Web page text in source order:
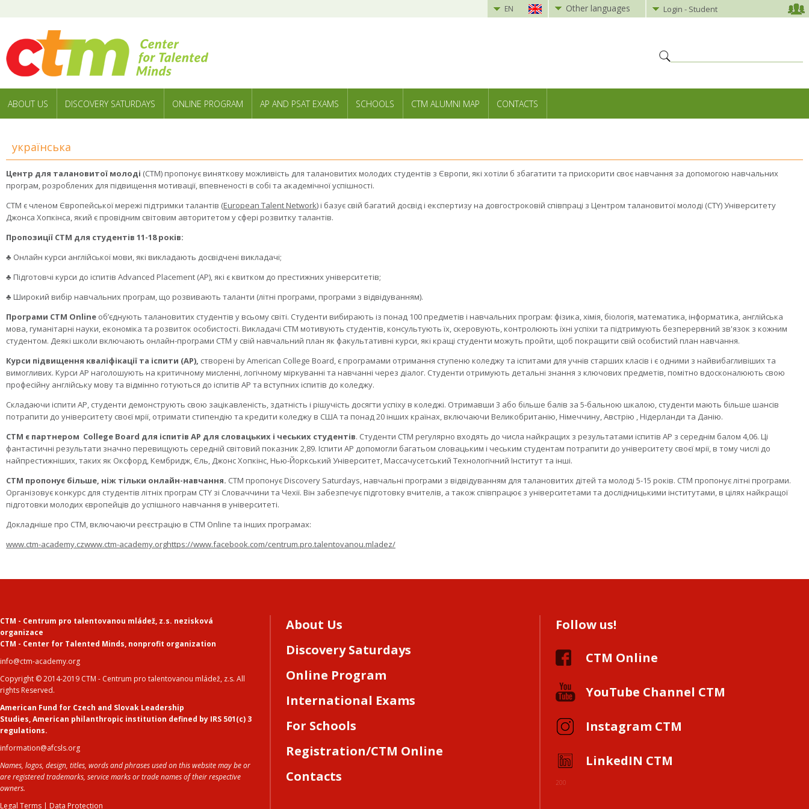
EN Other languages Login - Student
ABOUT US DISCOVERY SATURDAYS ONLINE PROGRAM AP AND PSAT EXAMS SCHOOLS CTM ALUMNI MAP CONTACTS
українська
Центр для талановитої молоді (CTM) пропонує виняткову можливість для талановитих молодих студентів з Європи, які хотіли б збагатити та прискорити своє навчання за допомогою навчальних
програм, розроблених для підвищення мотивації, впевненості в собі та академічної успішності.
CTM є членом Європейської мережі підтримки талантів (European Talent Network) і базує свій багатий досвід і експертизу на довгостроковій співпраці з Центром талановитої молоді (CTY) Університету
Джонcа Хопкінса, який є провідним світовим авторитетом у сфері розвитку талантів.
Пропозиції CTM для студентів 11-18 років:
♣ Онлайн курси англійської мови, які викладають досвідчені викладачі;
♣ Підготовчі курси до іспитів Advanced Placement (AP), які є квитком до престижних університетів;
♣ Широкий вибір навчальних програм, що розвивають таланти (літні програми, програми з відвідуванням).
Програми CTM Online об’єднують талановитих студентів у всьому світі. Студенти вибирають із понад 100 предметів і навчальних програм: фізика, хімія, біологія, математика, інформатика, англійська
мова, гуманітарні науки, економіка та розвиток особистості. Викладачі CTM мотивують студентів, консультують їх, скеровують, контролюють їхні успіхи та підтримують безперервний зв'язок з кожним
студентом. Деякі школи включають онлайн-програми CTM у свій навчальний план як факультативні курси, які кращі студенти можуть пройти, щоб покращити свій особистий план навчання.
Курси підвищення кваліфікації та іспити (AP), створені by American College Board, є програмами отримання ступеню коледжу та іспитами для учнів старших класів і є одними з найвибагливіших та
вимогливих. Курси AP наголошують на критичному мисленні, логічному міркуванні та навчанні через діалог. Студенти отримують детальні знання з ключових предметів, помітно вдосконалюють свою
професійну англійську мову та відмінно готуються до іспитів AP та вступних іспитів до коледжу.
Складаючи іспити AP, студенти демонструють свою зацікавленість, здатність і рішучість досягти успіху в коледжі. Отримавши 3 або більше балів за 5-бальною шкалою, студенти мають більше шансів
потрапити до університету своєї мрії, отримати стипендію та кредити коледжу в США та понад 20 інших країнах, включаючи Великобританію, Німеччину, Австрію , Нідерланди та Данію.
CTM є партнером College Board для іспитів AP для словацьких і чеських студентів. Студенти CTM регулярно входять до числа найкращих з результатами іспитів AP з середнім балом 4,06. Ці
фантастичні результати значно перевищують середній світовий показник 2,89. Іспити AP допомогли багатьом словацьким і чеським студентам потрапити до університету своєї мрії, в тому числі до
найпрестижніших, таких як Оксфорд, Кембридж, Єль, Джонc Хопкінс, Нью-Йоркський Університет, Массачусетський Tехнологічний Iнститут та інші.
CTM пропонує більше, ніж тільки онлайн-навчання. CTM пропонує Discovery Saturdays, навчальні програми з відвідуванням для талановитих дітей та молоді 5-15 років. CTM пропонує літні програми.
Організовує конкурс для студентів літніх програм CTY зі Словаччини та Чехії. Він забезпечує підготовку вчителів, а також співпрацює з університетами та дослідницькими інститутами, в цілях найкращої
підготовки молодих європейців до успішного навчання в університеті.
Докладніше про CTM, включаючи реєстрацію в CTM Online та інших програмах:
www.ctm-academy.czwww.ctm-academy.orghttps://www.facebook.com/centrum.pro.talentovanou.mladez/
CTM - Centrum pro talentovanou mládež, z.s. nezisková
organizace
CTM - Center for Talented Minds, nonprofit organization
info@ctm-academy.org
Copyright © 2014-2019 CTM - Centrum pro talentovanou mládež, z.s. All
rights Reserved.
American Fund for Czech and Slovak Leadership
Studies,American philanthropic institution defined by IRS 501(c) 3
regulations.
information@afcsls.org
Names, logos, design, titles, words and phrases used on this website may be or
are registered trademarks, service marks or trade names of their respective
owners.
Legal Terms | Data Protection
About Us
Discovery Saturdays
Online Program
International Exams
For Schools
Registration/CTM Online
Contacts
Follow us!
CTM Online
YouTube Channel CTM
Instagram CTM
LinkedIN CTM
200